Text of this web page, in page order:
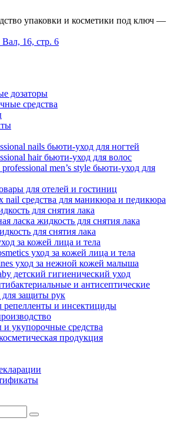
упаковки и косметики под ключ —
16, стр. 6
дозаторы
средства
nails бьюти-уход для ногтей
hair бьюти-уход для волос
men’s style бьюти-уход для
для отелей и гостиниц
nail средства для маникюра и педикюра
для снятия лака
ласка жидкость для снятия лака
для снятия лака
за кожей лица и тела
уход за кожей лица и тела
уход за нежной кожей малыша
детский гигиенический уход
и антисептические
для защиты рук
репелленты и инсектициды
укупорочные средства
продукция
×